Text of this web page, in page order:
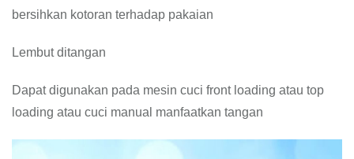
bersihkan kotoran terhadap pakaian
Lembut ditangan
Dapat digunakan pada mesin cuci front loading atau top
loading atau cuci manual manfaatkan tangan